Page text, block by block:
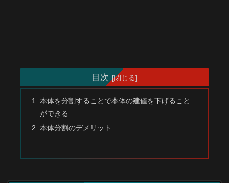
目次
本体を分割することで本体の建値を下げること
ができる
本体分割のデメリット